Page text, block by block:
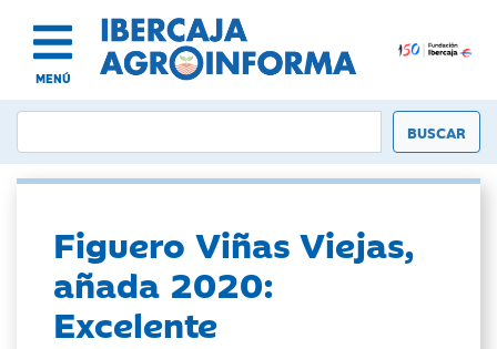
MENÚ
Figuero Viñas Viejas,
añada 2020:
Excelente